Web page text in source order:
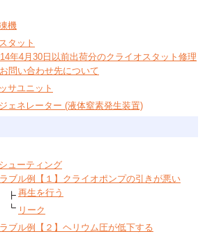
機
タット
年4月30日以前出荷分のクライオスタット修理
問い合わせ先について
サユニット
ェネレーター (液体窒素発生装置)
ューティング
ラブル例【１】クライオポンプの引きが悪い
再生を行う
リーク
ラブル例【２】ヘリウム圧が低下する